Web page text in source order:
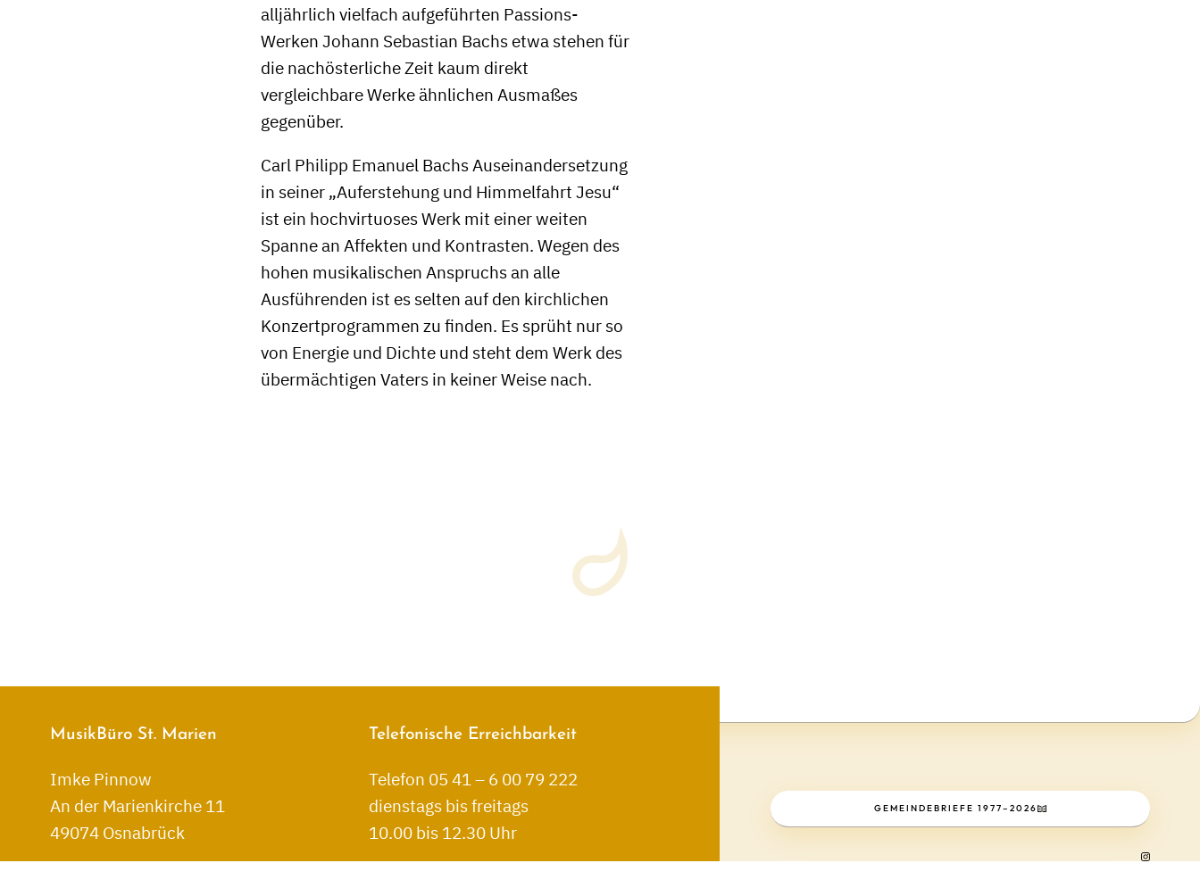
↑
alljährlich vielfach aufgeführten Passions-
Werken Johann Sebastian Bachs etwa stehen für
die nachösterliche Zeit kaum direkt
vergleichbare Werke ähnlichen Ausmaßes
gegenüber.
Carl Philipp Emanuel Bachs Auseinandersetzung
in seiner „Auferstehung und Himmelfahrt Jesu“
ist ein hochvirtuoses Werk mit einer weiten
Spanne an Affekten und Kontrasten. Wegen des
hohen musikalischen Anspruchs an alle
Ausführenden ist es selten auf den kirchlichen
Konzertprogrammen zu finden. Es sprüht nur so
von Energie und Dichte und steht dem Werk des
übermächtigen Vaters in keiner Weise nach.
MusikBüro St. Marien
Imke Pinnow
An der Marienkirche 11
49074 Osnabrück
Telefonische Erreichbarkeit
Telefon 05 41 – 6 00 79 222
dienstags bis freitags
10.00 bis 12.30 Uhr
GEMEINDEBRIEFE 1977–2026